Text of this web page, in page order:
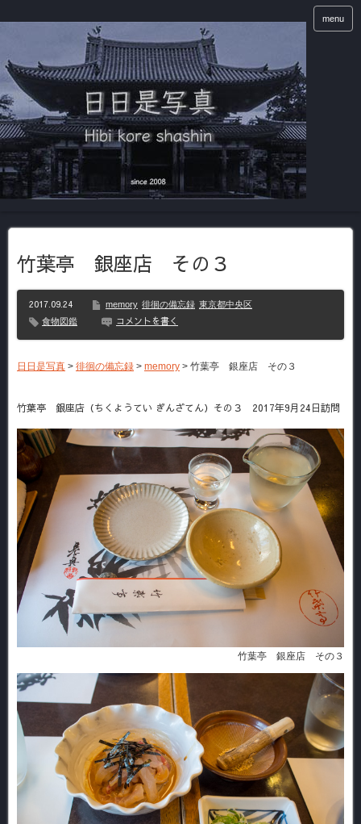
menu
竹葉亭 銀座店 その３
2017.09.24 memory 徘徊の備忘録 東京都中央区
食物図鑑
コメントを書く
日日是写真 > 徘徊の備忘録 > memory > 竹葉亭 銀座店 その３
竹葉亭 銀座店（ちくようてい ぎんざてん）その３ 2017年9月24日訪問
竹葉亭 銀座店 その３